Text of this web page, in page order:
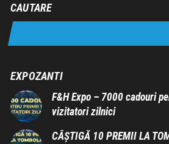
CAUTARE
EXPOZANTI
F&H Expo – 7000 cadouri
vizitatori zilnici
CÂȘTIGĂ 10 PREMII LA